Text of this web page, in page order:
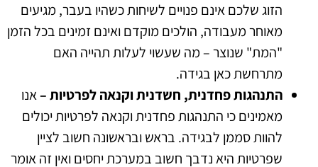
הזוג שלכם אינם פנויים לשיחות כשהיו בעבר, מגיעים
מאוחר מעבודה, הולכים מוקדם ואינם זמינים בכל הזמן
"המת" שנוצר – מה שעשוי לעלות תהייה האם
מתרחשת כאן בגידה.
התנהגות פחדנית, חשדנית וקנאה לפרטיות –אנו
מאמינים כי התנהגות פחדנית וקנאה לפרטיות יכולים
להוות סממן לבגידה. בראש ובראשונה חשוב לציין
שפרטיות היא נדבך חשוב במערכת יחסים ואין זה אומר